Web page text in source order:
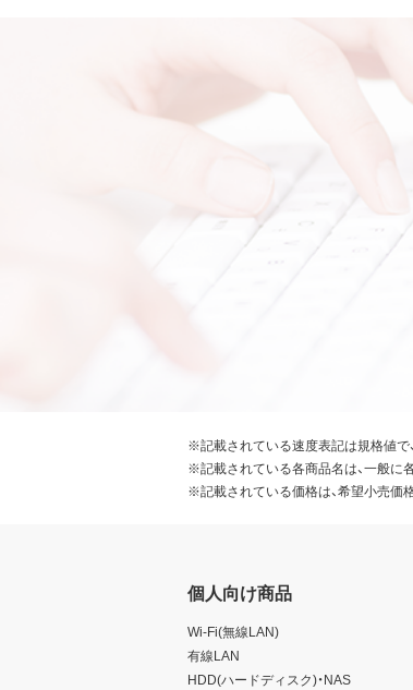
※記載されている速度表記は規格値で
※記載されている各商品名は、一般に
※記載されている価格は、希望小売価
個人向け商品
Wi-Fi(無線LAN)
有線LAN
HDD(ハードディスク)・NAS